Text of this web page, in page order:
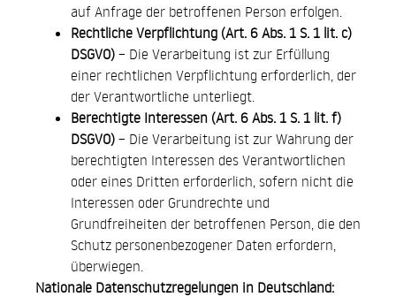
auf Anfrage der betroffenen Person erfolgen.
Rechtliche Verpflichtung (Art. 6 Abs. 1 S. 1 lit. c)
DSGVO) – Die Verarbeitung ist zur Erfüllung
einer rechtlichen Verpflichtung erforderlich, der
der Verantwortliche unterliegt.
Berechtigte Interessen (Art. 6 Abs. 1 S. 1 lit. f)
DSGVO) – Die Verarbeitung ist zur Wahrung der
berechtigten Interessen des Verantwortlichen
oder eines Dritten erforderlich, sofern nicht die
Interessen oder Grundrechte und
Grundfreiheiten der betroffenen Person, die den
Schutz personenbezogener Daten erfordern,
überwiegen.
Nationale Datenschutzregelungen in Deutschland: